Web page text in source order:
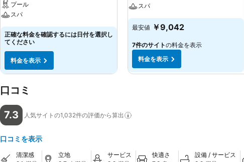
プール
スパ
正確な料金を確認するには日付を選択し
てください
料金を表示
スパ
最安値 ￥9,042
7件のサイトの料金を表示
料金を表示
口コミ
7.3 人気サイトの1,032件の評価から算出
口コミを表示
清潔感
立地
サービス
快適さ
設備 / サービス